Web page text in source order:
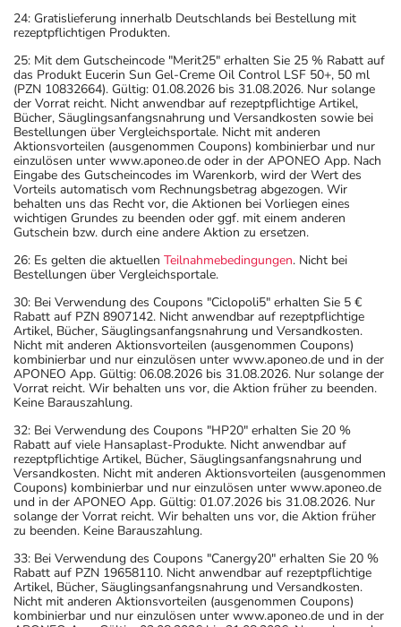
24: Gratislieferung innerhalb Deutschlands bei Bestellung mit
rezeptpflichtigen Produkten.
25: Mit dem Gutscheincode "Merit25" erhalten Sie 25 % Rabatt auf
das Produkt Eucerin Sun Gel-Creme Oil Control LSF 50+, 50 ml
(PZN 10832664). Gültig: 01.08.2026 bis 31.08.2026. Nur solange
der Vorrat reicht. Nicht anwendbar auf rezeptpflichtige Artikel,
Bücher, Säuglingsanfangsnahrung und Versandkosten sowie bei
Bestellungen über Vergleichsportale. Nicht mit anderen
Aktionsvorteilen (ausgenommen Coupons) kombinierbar und nur
einzulösen unter www.aponeo.de oder in der APONEO App. Nach
Eingabe des Gutscheincodes im Warenkorb, wird der Wert des
Vorteils automatisch vom Rechnungsbetrag abgezogen. Wir
behalten uns das Recht vor, die Aktionen bei Vorliegen eines
wichtigen Grundes zu beenden oder ggf. mit einem anderen
Gutschein bzw. durch eine andere Aktion zu ersetzen.
26: Es gelten die aktuellen Teilnahmebedingungen. Nicht bei
Bestellungen über Vergleichsportale.
30: Bei Verwendung des Coupons "Ciclopoli5" erhalten Sie 5 €
Rabatt auf PZN 8907142. Nicht anwendbar auf rezeptpflichtige
Artikel, Bücher, Säuglingsanfangsnahrung und Versandkosten.
Nicht mit anderen Aktionsvorteilen (ausgenommen Coupons)
kombinierbar und nur einzulösen unter www.aponeo.de und in der
APONEO App. Gültig: 06.08.2026 bis 31.08.2026. Nur solange der
Vorrat reicht. Wir behalten uns vor, die Aktion früher zu beenden.
Keine Barauszahlung.
32: Bei Verwendung des Coupons "HP20" erhalten Sie 20 %
Rabatt auf viele Hansaplast-Produkte. Nicht anwendbar auf
rezeptpflichtige Artikel, Bücher, Säuglingsanfangsnahrung und
Versandkosten. Nicht mit anderen Aktionsvorteilen (ausgenommen
Coupons) kombinierbar und nur einzulösen unter www.aponeo.de
und in der APONEO App. Gültig: 01.07.2026 bis 31.08.2026. Nur
solange der Vorrat reicht. Wir behalten uns vor, die Aktion früher
zu beenden. Keine Barauszahlung.
33: Bei Verwendung des Coupons "Canergy20" erhalten Sie 20 %
Rabatt auf PZN 19658110. Nicht anwendbar auf rezeptpflichtige
Artikel, Bücher, Säuglingsanfangsnahrung und Versandkosten.
Nicht mit anderen Aktionsvorteilen (ausgenommen Coupons)
kombinierbar und nur einzulösen unter www.aponeo.de und in der